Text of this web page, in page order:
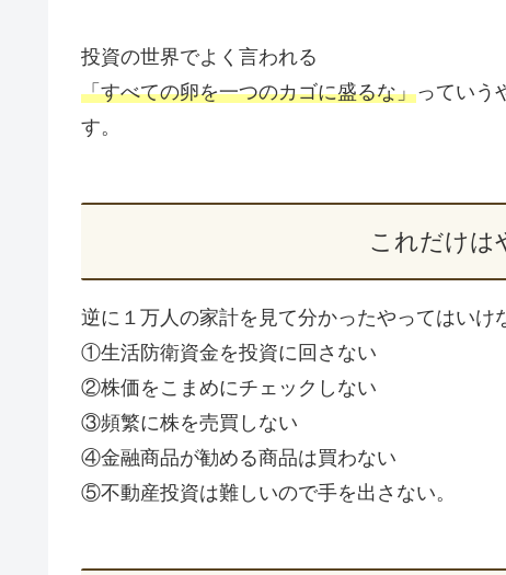
投資の世界でよく言われる
「すべての卵を一つのカゴに盛るな」っていう
す。
これだけは
逆に１万人の家計を見て分かったやってはいけ
①生活防衛資金を投資に回さない
②株価をこまめにチェックしない
③頻繁に株を売買しない
④金融商品が勧める商品は買わない
⑤不動産投資は難しいので手を出さない。